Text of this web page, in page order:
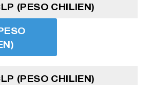
(PESO CHILIEN)
(PESO CHILIEN)